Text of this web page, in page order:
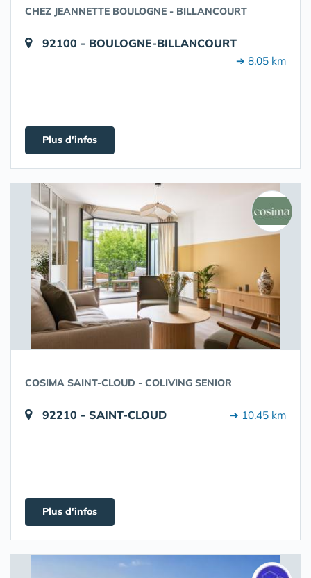
CHEZ JEANNETTE BOULOGNE - BILLANCOURT
92100 - BOULOGNE-BILLANCOURT
➔ 8.05 km
Plus d'infos
COSIMA SAINT-CLOUD - COLIVING SENIOR
92210 - SAINT-CLOUD ➔ 10.45 km
Plus d'infos